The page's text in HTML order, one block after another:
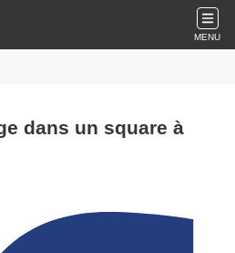
MENU
dans un square à